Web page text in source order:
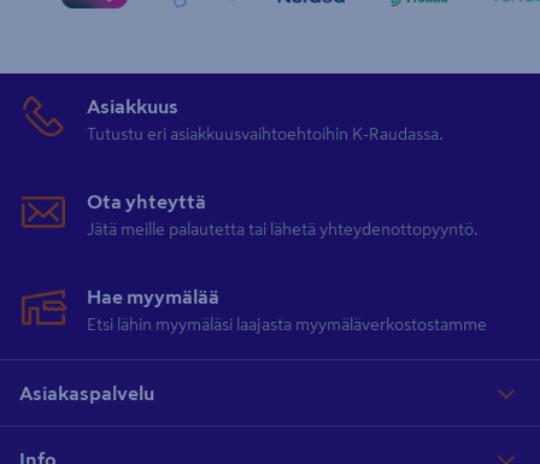
Asiakkuus
Tutustu eri asiakkuusvaihtoehtoihin K-Raudassa.
Ota yhteyttä
Jätä meille palautetta tai lähetä yhteydenottopyyntö.
Hae myymälää
Etsi lähin myymäläsi laajasta myymäläverkostostamme
Asiakaspalvelu
Info